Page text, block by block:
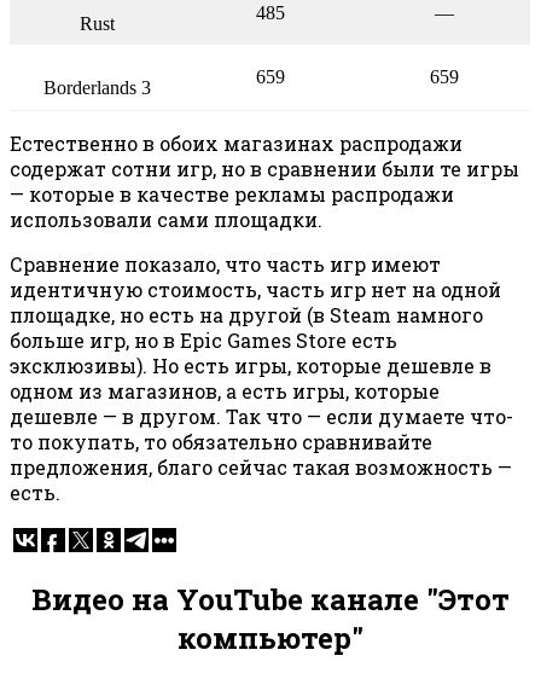
Rust
485 —
Borderlands 3
659 659
Естественно в обоих магазинах распродажи
содержат сотни игр, но в сравнении были те игры
— которые в качестве рекламы распродажи
использовали сами площадки.
Сравнение показало, что часть игр имеют
идентичную стоимость, часть игр нет на одной
площадке, но есть на другой (в Steam намного
больше игр, но в Epic Games Store есть
эксклюзивы). Но есть игры, которые дешевле в
одном из магазинов, а есть игры, которые
дешевле — в другом. Так что — если думаете что-
то покупать, то обязательно сравнивайте
предложения, благо сейчас такая возможность —
есть.
Видео на YouTube канале "Этот
компьютер"